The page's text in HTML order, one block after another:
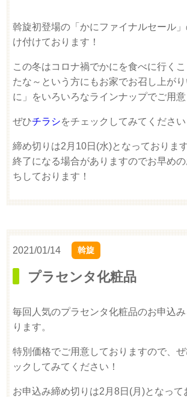
斡旋初登場の「かにファイナルセール
け付けております！
この冬はコロナ禍でかにを食べに行く
たな～という方にもお家でお召し上が
に」をいろいろなラインナップでご用意
ぜひチラシをチェックしてみてください
締め切りは2月10日(水)となっておりま
終了になる場合がありますのでお早め
ちしております！
2021/01/14 斡旋
プラセンタ化粧品
毎回人気のプラセンタ化粧品のお申込
ります。
特別価格でご用意しておりますので、
ックしてみてください！
お申込み締め切りは2月8日(月)となって